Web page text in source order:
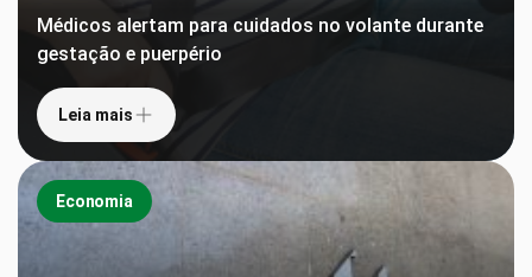
Médicos alertam para cuidados no volante durante
gestação e puerpério
Leia mais
Economia